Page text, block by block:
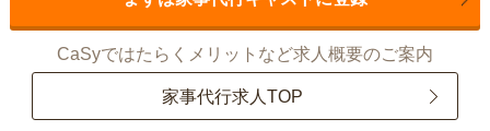
CaSyではたらくメリットなど求人概要のご案内
家事代行求人TOP